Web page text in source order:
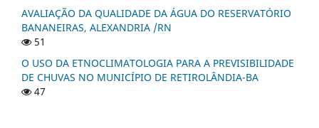
AVALIAÇÃO DA QUALIDADE DA ÁGUA DO RESERVATÓRIO
BANANEIRAS, ALEXANDRIA /RN
51
O USO DA ETNOCLIMATOLOGIA PARA A PREVISIBILIDADE
DE CHUVAS NO MUNICÍPIO DE RETIROLÂNDIA-BA
47